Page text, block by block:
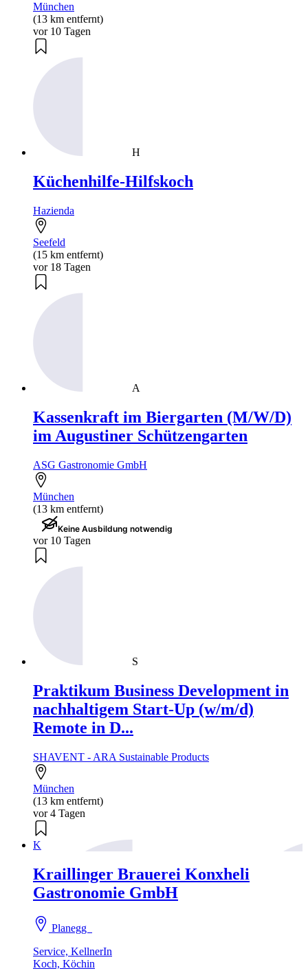
München
(13 km entfernt)
vor 10 Tagen
H
Küchenhilfe-Hilfskoch
Hazienda
Seefeld
(15 km entfernt)
vor 18 Tagen
A
Kassenkraft im Biergarten (M/W/D)
im Augustiner Schützengarten
ASG Gastronomie GmbH
München
(13 km entfernt)
Keine Ausbildung notwendig
vor 10 Tagen
S
Praktikum Business Development in
nachhaltigem Start-Up (w/m/d)
Remote in D...
SHAVENT - ARA Sustainable Products
München
(13 km entfernt)
vor 4 Tagen
K
Kraillinger Brauerei Konxheli
Gastronomie GmbH
Planegg
Service, KellnerIn
Koch, Köchin